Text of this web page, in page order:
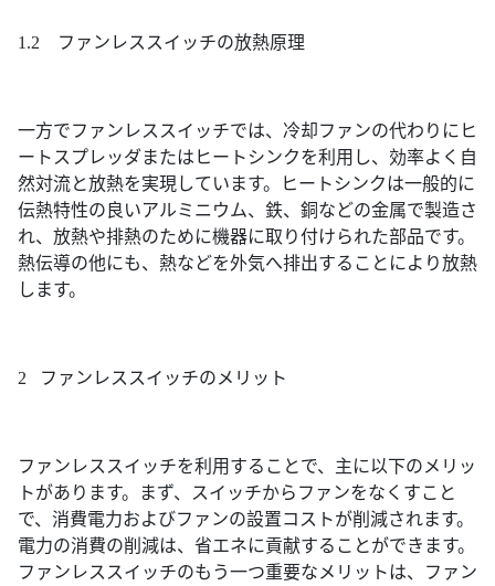
1.2 ファンレススイッチの放熱原理
一方でファンレススイッチでは、冷却ファンの代わりにヒ
ートスプレッダまたはヒートシンクを利用し、効率よく自
然対流と放熱を実現しています。ヒートシンクは一般的に
伝熱特性の良いアルミニウム、鉄、銅などの金属で製造さ
れ、放熱や排熱のために機器に取り付けられた部品です。
熱伝導の他にも、熱などを外気へ排出することにより放熱
します。
2 ファンレススイッチのメリット
ファンレススイッチを利用することで、主に以下のメリッ
トがあります。まず、スイッチからファンをなくすこと
で、消費電力およびファンの設置コストが削減されます。
電力の消費の削減は、省エネに貢献することができます。
ファンレススイッチのもう一つ重要なメリットは、ファン